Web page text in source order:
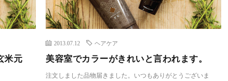
米元
2013.07.12 ヘアケア
美容室でカラーがきれいと言われます。
注文しました品物届きました。いつもありがとうございま